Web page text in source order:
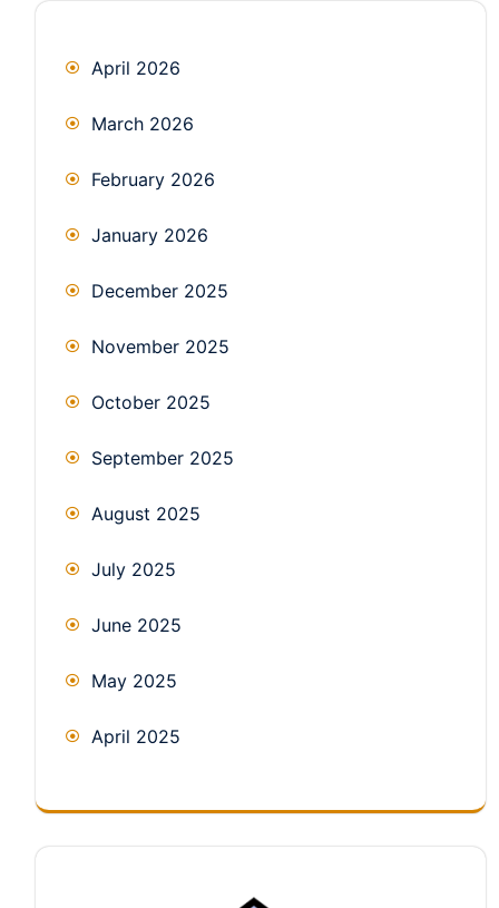
April 2026
March 2026
February 2026
January 2026
December 2025
November 2025
October 2025
September 2025
August 2025
July 2025
June 2025
May 2025
April 2025